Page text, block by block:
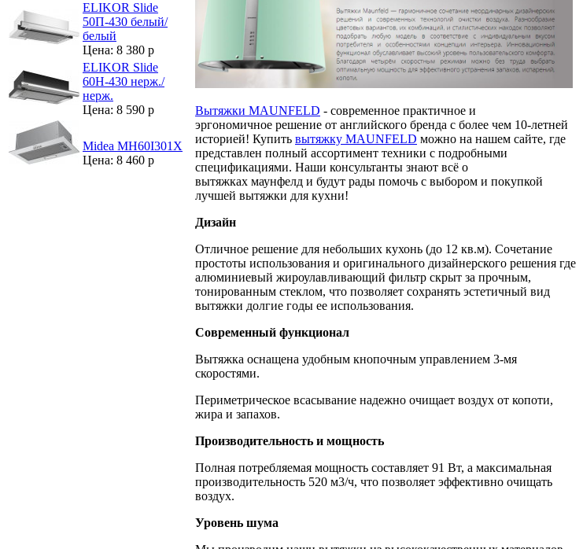
ELIKOR Slide
50П-430 белый/
белый
Цена: 8 380 р
ELIKOR Slide
60Н-430 нерж./
нерж.
Цена: 8 590 р
Midea MH60I301X
Цена: 8 460 р
Вытяжки MAUNFELD - современное практичное и
эргономичное решение от английского бренда с более чем 10-летней
историей! Купить вытяжку MAUNFELD можно на нашем сайте, где
представлен полный ассортимент техники с подробными
спецификациями. Наши консультанты знают всё о
вытяжках маунфелд и будут рады помочь с выбором и покупкой
лучшей вытяжки для кухни!
Дизайн
Отличное решение для небольших кухонь (до 12 кв.м). Сочетание
простоты использования и оригинального дизайнерского решения где
алюминиевый жироулавливающий фильтр скрыт за прочным,
тонированным стеклом, что позволяет сохранять эстетичный вид
вытяжки долгие годы ее использования.
Современный функционал
Вытяжка оснащена удобным кнопочным управлением 3-мя
скоростями.
Периметрическое всасывание надежно очищает воздух от копоти,
жира и запахов.
Производительность и мощность
Полная потребляемая мощность составляет 91 Вт, а максимальная
производительность 520 м3/ч, что позволяет эффективно очищать
воздух.
Уровень шума